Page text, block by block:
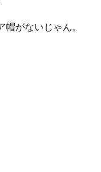
がないじゃん。